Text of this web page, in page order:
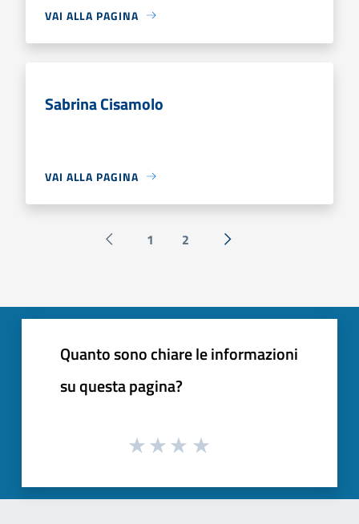
VAI ALLA PAGINA
Sabrina Cisamolo
VAI ALLA PAGINA
Pagina precedente
1 2 Successiva »
Quanto sono chiare le informazioni
su questa pagina?